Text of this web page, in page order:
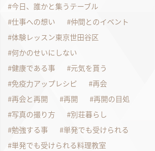
今日、誰かと集うテーブル
仕事への想い
仲間とのイベント
体験レッスン東京世田谷区
何かのせいにしない
健康である事
元気を貰う
免疫力アップレシピ
再会
再会と再開
再開
再開の目処
写真の撮り方
別荘暮らし
勉強する事
単発でも受けられる
単発でも受けられる料理教室